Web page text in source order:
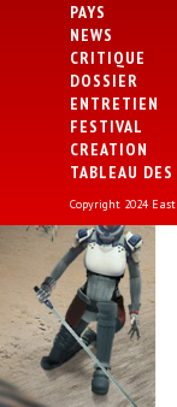
PAYS
NEWS
CRITIQUE
DOSSIER
ENTRETIEN
FESTIVAL
CREATION
TABLEAU
Copyright 2024